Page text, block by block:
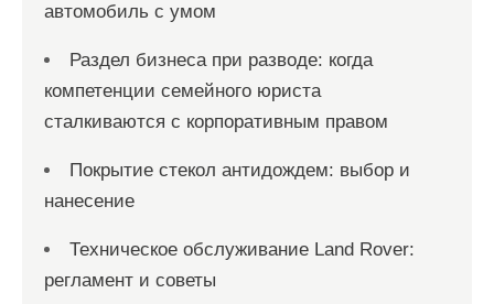
автомобиль с умом
Раздел бизнеса при разводе: когда
компетенции семейного юриста
сталкиваются с корпоративным правом
Покрытие стекол антидождем: выбор и
нанесение
Техническое обслуживание Land Rover:
регламент и советы